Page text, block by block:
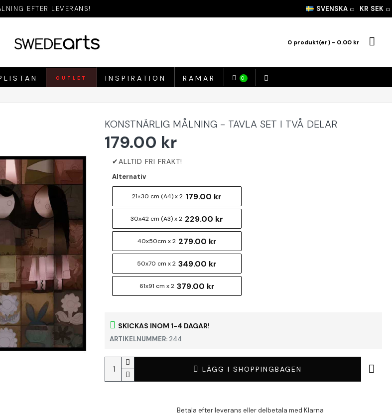
EFTER LEVERANS! SVENSKA KR SEK
0 produkt(er) - 0.00 kr
OUTLET INSPIRATION RAMAR 0
KONSTNÄRLIG MÅLNING - TAVLA SET I TVÅ DELAR
SKICKAS INOM 1-4 DAGAR!
ARTIKELNUMMER: 244
179.00 kr
Alternativ
21×30 cm (A4) x 2 179.00 kr
30x42 cm (A3) x 2 229.00 kr
40x50cm x 2 279.00 kr
50x70 cm x 2 349.00 kr
61x91 cm x 2 379.00 kr
LÄGG I SHOPPINGBAGEN